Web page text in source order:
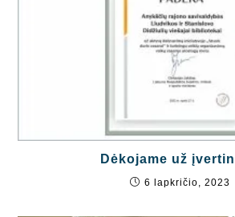
Dėkojame už
6 lapkričio, 2023